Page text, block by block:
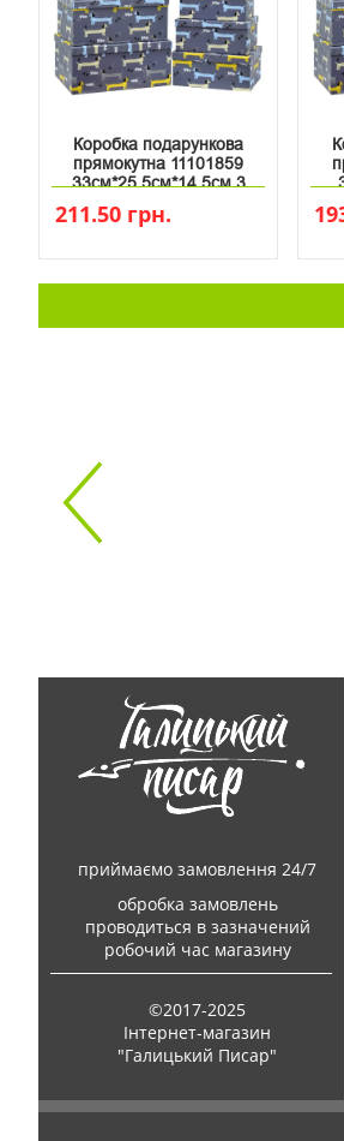
Коробка подарункова
прямокутна 11101859
33см*25.5см*14.5см 3
211.50 грн.
приймаємо замовлення 24/7
обробка замовлень
проводиться в зазначений
робочий час магазину
©2017-2025
Інтернет-магазин
"Галицький Писар"